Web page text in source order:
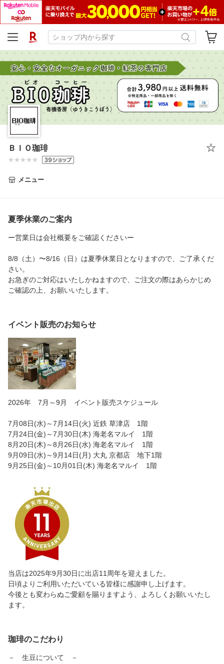
ＢＩＯ珈琲
メニュー
夏季休業のご案内
ー営業日は会社概要をご確認くださいー
8/8（土）〜8/16（日）は夏季休業日となりますので、ご了承くだ
さい。
お急ぎのご対応はいたしかねますので、ご注文の際はあらかじめ
ご確認の上、お願いいたします。
イベント販売のお知らせ
2026年 7月～9月 イベント販売スケジュール
7月08日(水)～7月14日(火) 近鉄 草津店 1階
7月24日(金)～7月30日(木) 海老名マルイ 1階
8月20日(木)～8月26日(水) 海老名マルイ 1階
9月09日(水)～9月14日(月) 大丸 京都店 地下1階
9月25日(金)～10月01日(木) 海老名マルイ 1階
当店は2025年9月30日に出店11周年を迎えました。
日頃よりご利用いただいている皆様に感謝申し上げます。
今後とも変わらぬご愛顧を賜りますよう、よろしくお願いいたし
ます。
珈琲のこだわり
－ 生豆について －